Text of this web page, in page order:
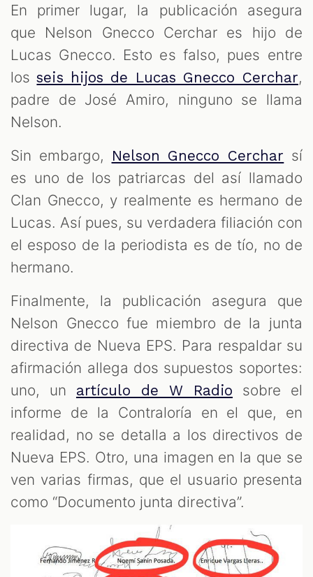
En primer lugar, la publicación asegura
que Nelson Gnecco Cerchar es hijo de
Lucas Gnecco. Esto es falso, pues entre
losseis hijos de Lucas Gnecco Cerchar,
padre de José Amiro, ninguno se llama
Nelson.
Sin embargo,
Nelson Gnecco Cerchar sí
es uno de los patriarcas del así llamado
Clan Gnecco, y realmente es hermano de
Lucas. Así pues, su verdadera filiación con
el esposo de la periodista es de tío, no de
hermano.
Finalmente, la publicación asegura que
Nelson Gnecco fue miembro de la junta
directiva de Nueva EPS. Para respaldar su
afirmación allega dos supuestos soportes:
uno, un artículo de W Radio sobre el
informe de la Contraloría en el que, en
realidad, no se detalla a los directivos de
Nueva EPS. Otro, una imagen en la que se
ven varias firmas, que el usuario presenta
como “Documento junta directiva”.